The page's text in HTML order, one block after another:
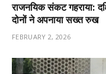
राजनयिक संकट गहराया:
दोनों ने अपनाया सख्त रुख
FEBRUARY 2, 2026